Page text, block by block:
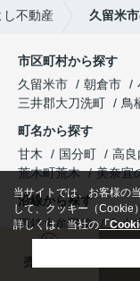
し不動産 久留米
市区町村から探す
久留米市
朝倉市
三井郡大刀洗町
鳥
町名から探す
甘木
国分町 高良
荒木町荒木
美奈宜
沿線から探す
西鉄大牟田線
久大
鹿児島本線
筑豊本
駅から探す
売却査定
当サイトでは、お客様の
して、クッキー（Cookie
詳しくは、当社の「